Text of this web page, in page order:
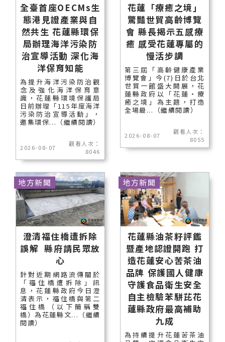
全臺首座OECMs生
態港見證產業與自
然共生 花蓮縣環保
局辦理海洋污染防
治宣導活動 深化海
洋保育知能
為提升海洋污染防治觀
念及強化海洋保育意
識，花蓮縣環境保護局
日前辦理「115年度海洋
污染防治宣導活動」，
邀集環保...（繼續閱讀）
2026-08-07
觀看人次：
8046
花蓮「療癒之境」
驚豔世貿高齡博覽
會 縣長揭示五感療
癒 感受花蓮專屬的
慢活步調
第三屆「高齡健康產業
博覽會」今(7)日於台北
世貿一館盛大開展，花
蓮縣政府以「花蓮‧療
癒之境」為主題，打造
全場最...（繼續閱讀）
2026-08-07
觀看人次：
8055
澄清福住橋遭拆除
誤解 縣府請民眾放
心
針對近期網路流傳關於
「福住橋遭拆除」訊
息，花蓮縣政府今日澄
清表示，福住橋與第二
福住橋（以下簡稱雙
橋）為花蓮縣文...（繼續
閱讀）
地方新聞
花蓮縣油茶籽評鑑
暨產地認證開跑 打
造花蓮安心苦茶油
品牌 保護國人健康
守護食品衛生安全
自主檢驗苯駢芘花
蓮縣政府最高補助
九成
為持續提升花蓮苦茶油
地方新聞